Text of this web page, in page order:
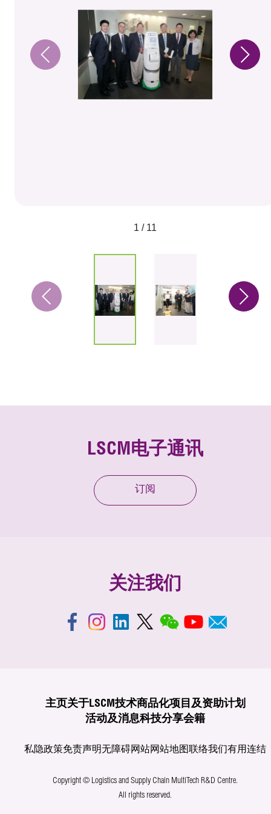
1 / 11
LSCM电子通讯
订阅
关注我们
主页关于LSCM技术商品化项目及资助计划
活动及消息科技分享会籍
私隐政策免责声明无障碍网站网站地图联络我们有用连结
Copyright © Logistics and Supply Chain MultiTech R&D Centre.
All rights reserved.